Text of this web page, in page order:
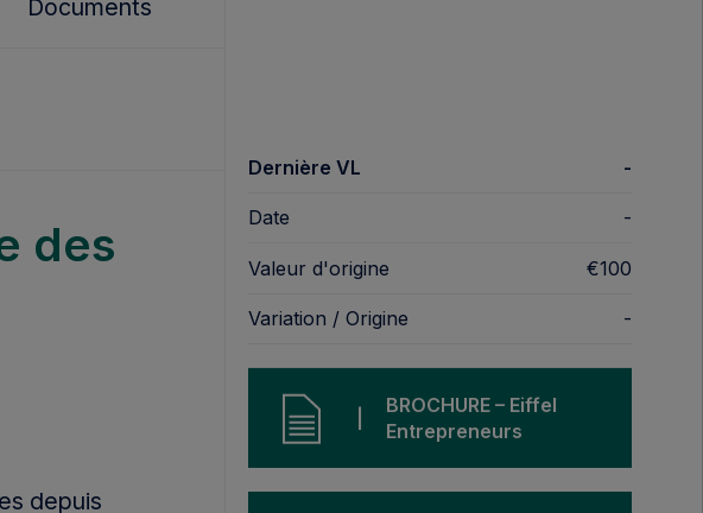
Documents
des
depuis
Dernière VL -
Date -
Valeur d'origine €100
Variation / Origine -
BROCHURE – Eiffel
Entrepreneurs